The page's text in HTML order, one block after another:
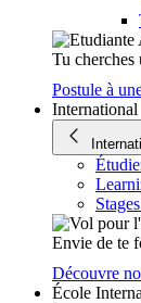
Tu cherches
Postule à
International
Envie de te
Découvre
École